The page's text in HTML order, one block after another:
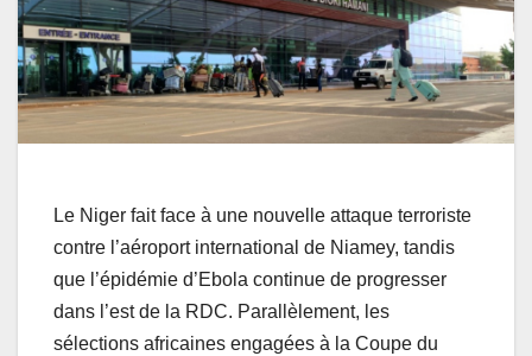
Le Niger fait face à une nouvelle attaque terroriste
contre l’aéroport international de Niamey, tandis
que l’épidémie d’Ebola continue de progresser
dans l’est de la RDC. Parallèlement, les
sélections africaines engagées à la Coupe du